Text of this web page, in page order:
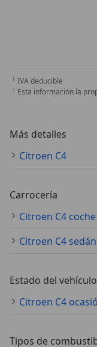
IVA deducible
Esta información la
Más detalles
Citroen C4
Carrocería
Citroen C4 sedán
Estado del vehículo
Citroen C4
Tipos de